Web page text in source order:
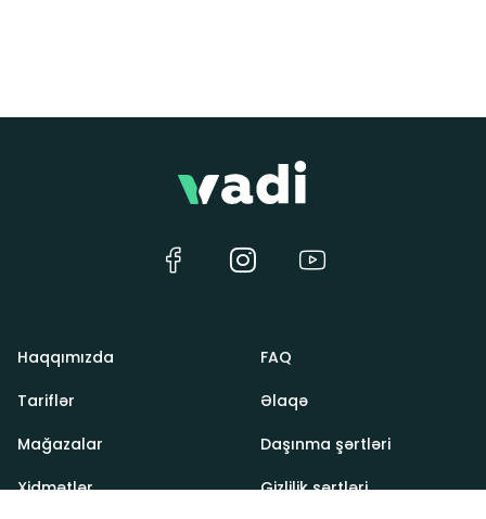
Haqqımızda
Tariflər
Mağazalar
Xidmətlər
FAQ
Əlaqə
Daşınma şərtləri
Gizlilik şərtləri